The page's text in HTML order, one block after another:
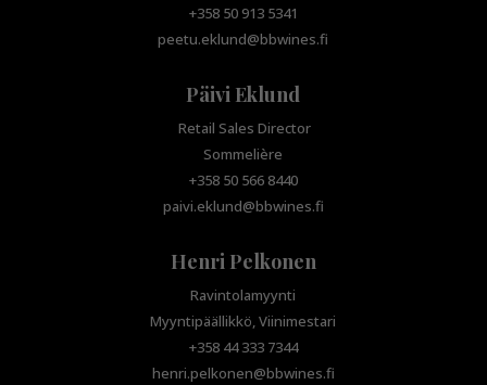
+358 50 913 5341
peetu.eklund@bbwines.fi
Päivi Eklund
Retail Sales Director
Sommelière
+358 50 566 8440
paivi.eklund@bbwines.fi
Henri Pelkonen
Ravintolamyynti
Myyntipäällikkö, Viinimestari
+358 44 333 7344
henri.pelkonen@bbwines.fi